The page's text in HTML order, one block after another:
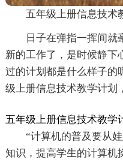
五年级上册信息技术
日子在弹指一挥间就
新的工作了，是时候静下
过的计划都是什么样子的
级上册信息技术教学计划
五年级上册信息技术教学
“计算机的普及要从
知识，提高学生的计算机